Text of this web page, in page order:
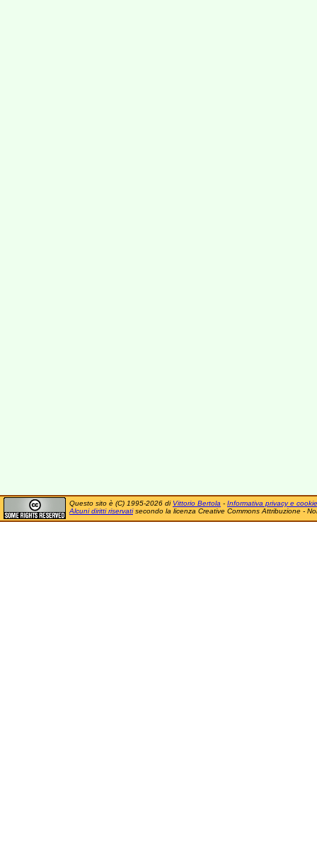
Questo sito è (C) 1995-2026 di Vittorio Bertola - Informativa privacy e cookie
Alcuni diritti riservatisecondo la licenza Creative Commons Attribuzione -